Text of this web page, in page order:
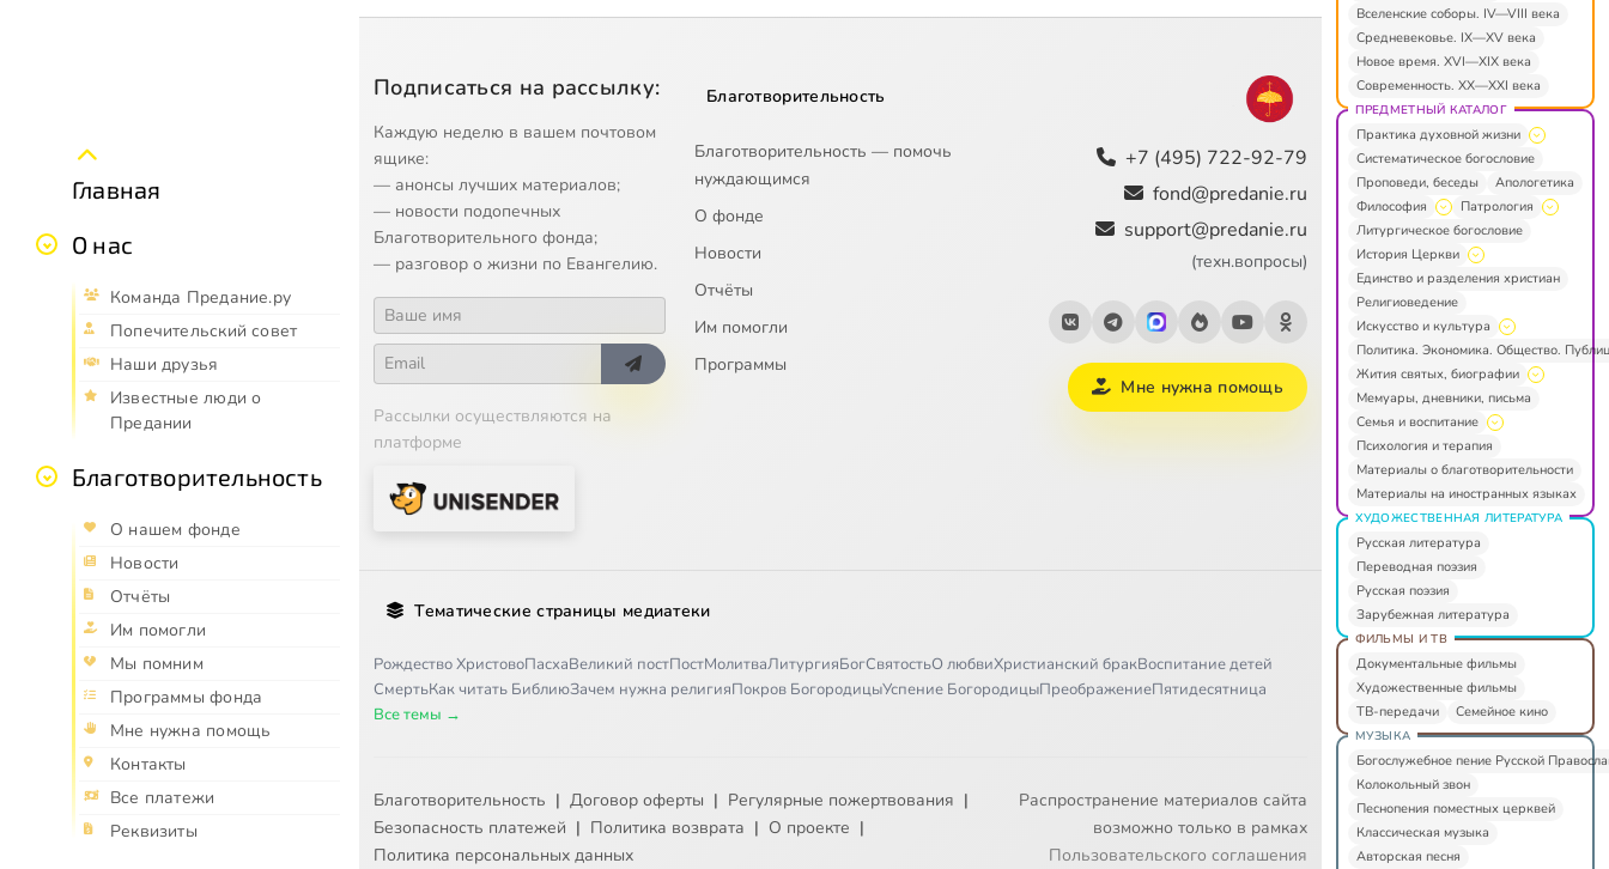
Главная
О нас
Команда Предание.ру
Попечительский совет
Наши друзья
Известные люди о
Предании
Благотворительность
О нашем фонде
Новости
Отчёты
Им помогли
Мы помним
Программы фонда
Мне нужна помощь
Контакты
Все платежи
Реквизиты
Подписаться на рассылку:
Каждую неделю в вашем почтовом
ящике:
— анонсы лучших материалов;
— новости подопечных
Благотворительного фонда;
— разговор о жизни по Евангелию.
Рассылки осуществляются на
платформе
Благотворительность
Благотворительность — помочь
нуждающимся
О фонде
Новости
Отчёты
Им помогли
Программы
+7 (495) 722-92-79
fond@predanie.ru
support@predanie.ru
(техн.вопросы)
Мне нужна помощь
Тематические страницы медиатеки
Рождество ХристовоПасхаВеликий постПостМолитваЛитургияБогСвятостьО любвиХристианский бракВоспитание детей
СмертьКак читать БиблиюЗачем нужна религияПокров БогородицыУспение БогородицыПреображениеПятидесятница
Все темы →
Благотворительность | Договор оферты | Регулярные пожертвования |
Безопасность платежей | Политика возврата | О проекте |
Политика персональных данных
Распространение материалов сайта
возможно только в рамках
Пользовательского соглашения
Вселенские соборы. IV—VIII века
Средневековье. IX—XV века
Новое время. XVI—XIX века
Современность. XX—XXI века
ПРЕДМЕТНЫЙ КАТАЛОГ
Практика духовной жизни
Систематическое богословие
Проповеди, беседы
Апологетика
Философия
Патрология
Литургическое богословие
История Церкви
Единство и разделения христиан
Религиоведение
Искусство и культура
Политика. Экономика. Общество.
Жития святых, биографии
Мемуары, дневники, письма
Семья и воспитание
Психология и терапия
Материалы о благотворительности
Материалы на иностранных языках
ХУДОЖЕСТВЕННАЯ ЛИТЕРАТУРА
Русская литература
Переводная поэзия
Русская поэзия
Зарубежная литература
ФИЛЬМЫ И ТВ
Документальные фильмы
Художественные фильмы
ТВ-передачи
Семейное кино
МУЗЫКА
Богослужебное пение Русской
Колокольный звон
Песнопения поместных церквей
Классическая музыка
Авторская песня